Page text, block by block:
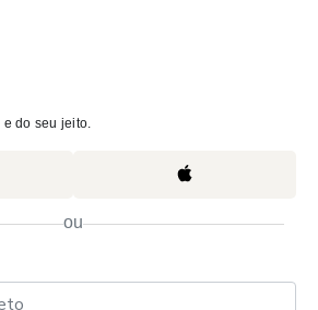
do seu jeito.
ou